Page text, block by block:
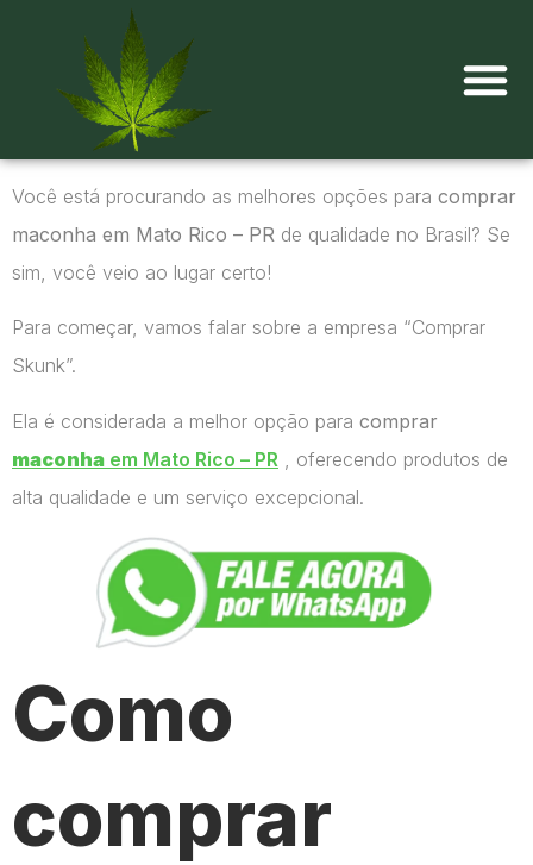
Você está procurando as melhores opções para comprar
maconha em Mato Rico – PR de qualidade no Brasil? Se
sim, você veio ao lugar certo!
Para começar, vamos falar sobre a empresa “Comprar
Skunk”.
Ela é considerada a melhor opção para comprar
maconha em Mato Rico – PR , oferecendo produtos de
alta qualidade e um serviço excepcional.
Como
comprar